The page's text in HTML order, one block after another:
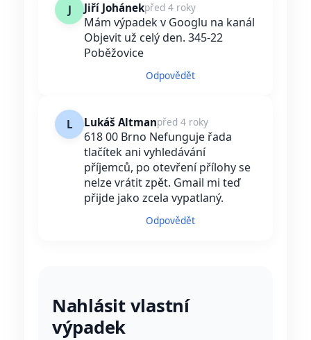
J Jiří Johánekpřed 4 roky
Mám výpadek v Googlu na kanál
Objevit už celý den. 345-22
Poběžovice
Odpovědět
L Lukáš Altmanpřed 4 roky
618 00 Brno Nefunguje řada
tlačítek ani vyhledávání
příjemců, po otevření přílohy se
nelze vrátit zpět. Gmail mi teď
přijde jako zcela vypatlaný.
Odpovědět
Nahlásit vlastní
výpadek